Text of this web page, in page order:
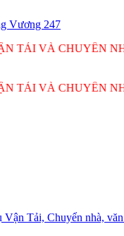
CHUYỂN NHÀ
CHUYỂN NHÀ
Tải, Chuyển nhà,